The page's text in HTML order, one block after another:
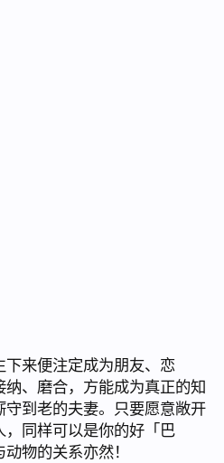
来便注定成为朋友、恋
、磨合，方能成为真正的知
到老的夫妻。只要愿意敞开
同样可以是你的好「巴
物的关系亦然！